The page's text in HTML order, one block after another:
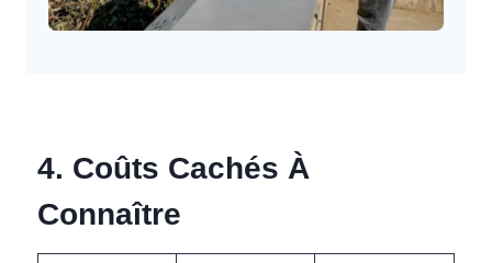
4. Coûts Cachés À
Connaître